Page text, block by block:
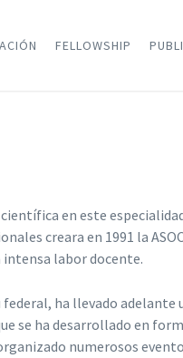
FELLOWSHIP
en este
creara en 1991 la
intensa labor docente.
ha llevado
se ha desarrollado en
numerosos